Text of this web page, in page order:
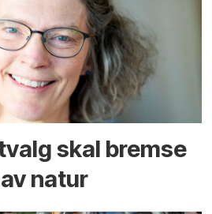
skal bremse
natur